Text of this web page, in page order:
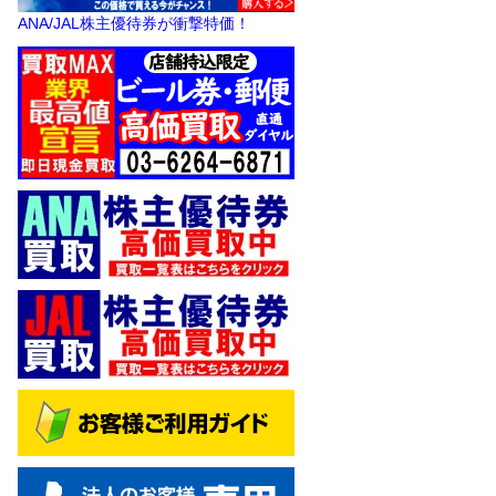
ANA/JAL株主優待券が衝撃特価！